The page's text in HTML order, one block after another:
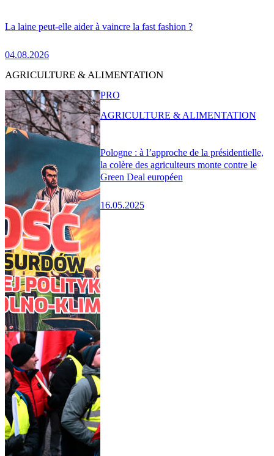
La laine peut-elle aider à vaincre la fast fashion ?
04.08.2026
AGRICULTURE & ALIMENTATION
Pologne : à l’approche de la présidentielle,
la colère des agriculteurs monte contre le
Green Deal européen
16.05.2025
PRO
AGRICULTURE & ALIMENTATION